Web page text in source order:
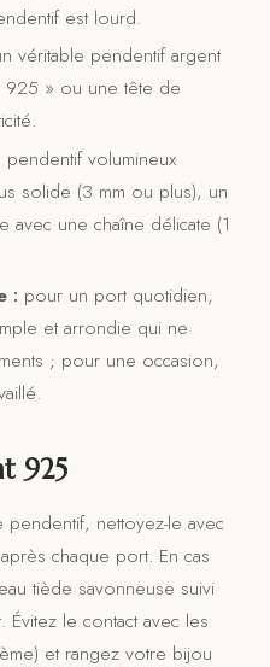
est lourd.
véritable pendentif argent
» ou une tête de
pendentif volumineux
solide (3 mm ou plus), un
avec une chaîne délicate (1
: pour un port quotidien,
et arrondie qui ne
; pour une occasion,
925
nettoyez-le avec
chaque port. En cas
tiède savonneuse suivi
Évitez le contact avec les
et rangez votre bijou